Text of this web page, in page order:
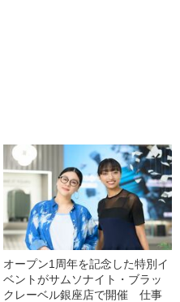
オープン1周年を記念した特別イ
ベントがサムソナイト・ブラッ
クレーベル銀座店で開催 仕事